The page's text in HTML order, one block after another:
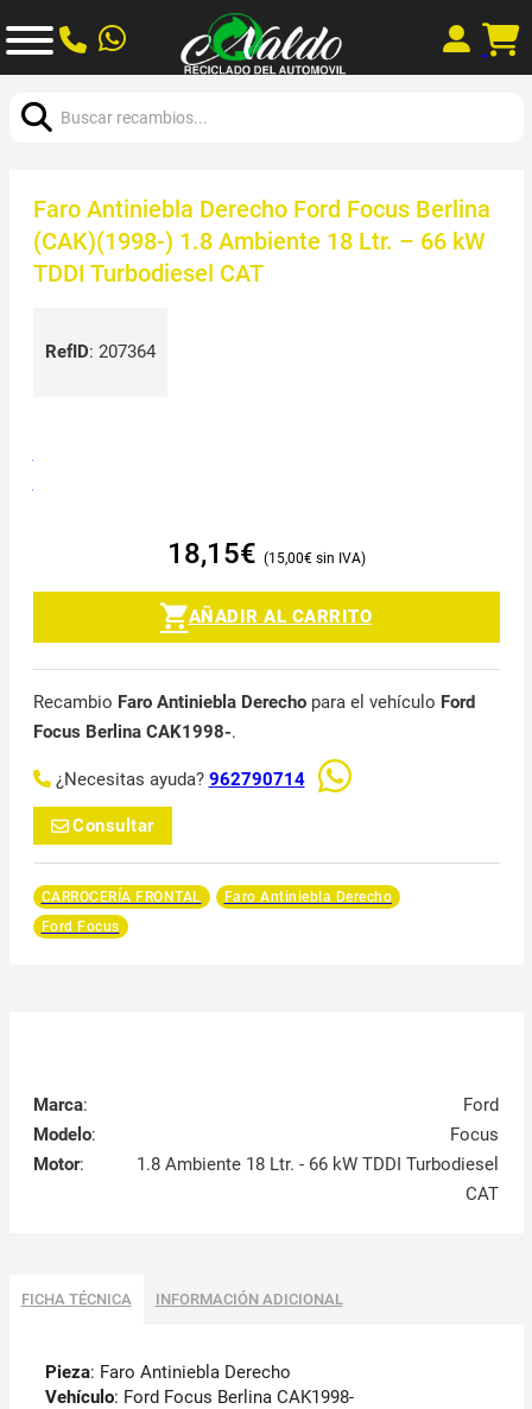
Faro Antiniebla Derecho Ford Focus Berlina
(CAK)(1998-) 1.8 Ambiente 18 Ltr. – 66 kW
TDDI Turbodiesel CAT
RefID: 207364
18,15€ 15,00€
AÑADIR AL CARRITO
Recambio Faro Antiniebla Derechopara el vehículo Ford
Focus Berlina CAK1998-.
¿Necesitas ayuda? 962790714
Consultar
CARROCERÍA FRONTAL
Faro Antiniebla Derecho
Ford Focus
Marca:
Ford
Modelo:
Focus
Motor:
1.8 Ambiente 18 Ltr. - 66 kW TDDI Turbodiesel
CAT
FICHA TÉCNICA INFORMACIÓN ADICIONAL
Pieza: Faro Antiniebla Derecho
Vehículo: Ford Focus Berlina CAK1998-